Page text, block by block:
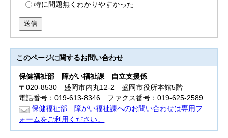
特に問題無くわかりやすかった
送信
このページに関するお問い合わせ
保健福祉部
障がい福祉課 自立支援係
〒020-8530 盛岡市内丸12-2 盛岡市役所本館5階
電話番号：019-613-8346 ファクス番号：019-625-2589
保健福祉部 障がい福祉課へのお問い合わせは専用フ
ォームをご利用ください。